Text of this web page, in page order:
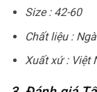
Size : 42-60
Chất liệu : Ngà
Xuất xứ : Việt